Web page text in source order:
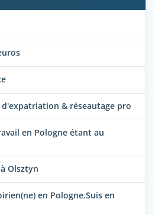
& réseautage pro
en Pologne étant au
Olsztyn
en Pologne.Suis en